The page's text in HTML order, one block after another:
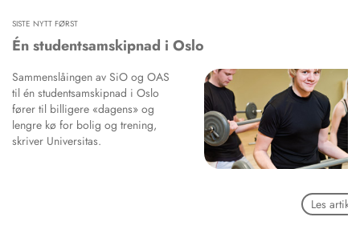
STILLINGER
ANNONSERING
FOR FORFATTERE
Publication and media
The editorial board
About us
SISTE NYTT FØRST
Én studentsamskipnad i Oslo
Sammenslåingen av SiO og OAS
til én studentsamskipnad i Oslo
fører til billigere «dagens» og
lengre kø for bolig og trening,
skriver Universitas.
Les